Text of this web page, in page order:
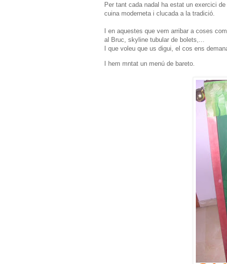
Per tant cada nadal ha estat un exercici
cuina moderneta i clucada a la tradició.
I en aquestes que vem arribar a coses
al Bruc, skyline tubular de bolets,...
I que voleu que us digui, el cos ens
I hem mntat un menú de bareto.